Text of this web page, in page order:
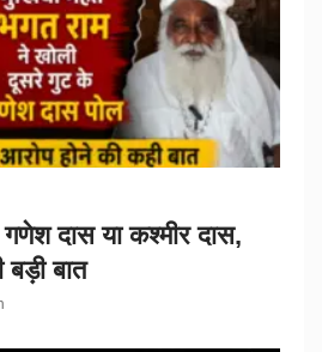
दास या कश्मीर दास,
बात